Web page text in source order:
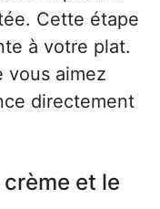
Cette étape
à votre plat.
vous aimez
directement
et le